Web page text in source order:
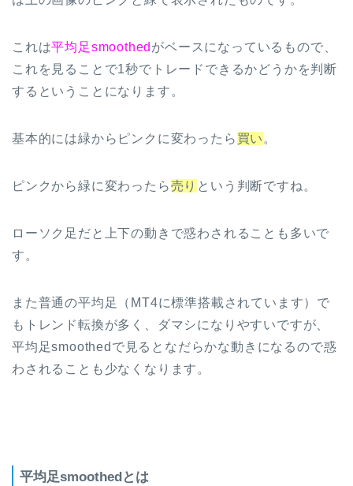
これは平均足smoothed がベースになっているもので、
これを見ることで1秒でトレードできるかどうかを判断
するということになります。
基本的には緑からピンクに変わったら 買い。
ピンクから緑に変わったら売り という判断ですね。
ローソク足だと上下の動きで惑わされることも多いで
す。
また普通の平均足（MT4に標準搭載されています）で
もトレンド転換が多く、ダマシになりやすいですが、
平均足smoothedで見るとなだらかな動きになるので惑
わされることも少なくなります。
平均足smoothedとは